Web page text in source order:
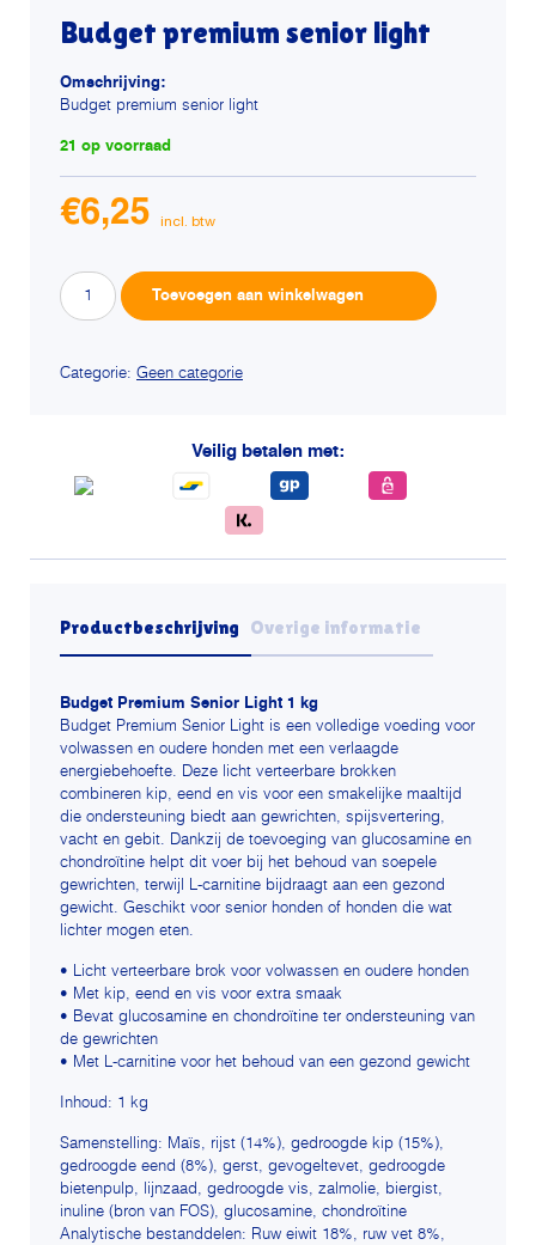
Budget premium senior light
Omschrijving:
Budget premium senior light
21 op voorraad
€6,25
Budget
premium
light
Toevoegen aan winkelwagen
Categorie: Geen categorie
Veilig betalen met:
Productbeschrijving Overige informatie
Budget Premium Senior Light 1 kg
Budget Premium Senior Light is een volledige voeding voor
volwassen en oudere honden met een verlaagde
energiebehoefte. Deze licht verteerbare brokken
combineren kip, eend en vis voor een smakelijke maaltijd
die ondersteuning biedt aan gewrichten, spijsvertering,
vacht en gebit. Dankzij de toevoeging van glucosamine en
chondroïtine helpt dit voer bij het behoud van soepele
gewrichten, terwijl L-carnitine bijdraagt aan een gezond
gewicht. Geschikt voor senior honden of honden die wat
lichter mogen eten.
• Licht verteerbare brok voor volwassen en oudere honden
• Met kip, eend en vis voor extra smaak
• Bevat glucosamine en chondroïtine ter ondersteuning van
de gewrichten
• Met L-carnitine voor het behoud van een gezond gewicht
Inhoud: 1 kg
Samenstelling: Maïs, rijst (14%), gedroogde kip (15%),
gedroogde eend (8%), gerst, gevogeltevet, gedroogde
bietenpulp, lijnzaad, gedroogde vis, zalmolie, biergist,
inuline (bron van FOS), glucosamine, chondroïtine
Analytische bestanddelen: Ruw eiwit 18%, ruw vet 8%,